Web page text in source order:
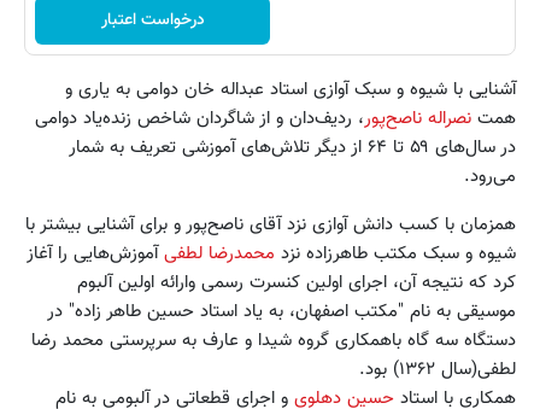
درخواست اعتبار
آشنایی با شیوه و سبک آوازی استاد عبداله خان دوامی به یاری و
همت نصراله ناصح‌پور، ردیف‌دان و از شاگردان شاخص زنده‌یاد دوامی
در سال‌های ۵۹ تا ۶۴ از دیگر تلاش‌های آموزشی تعریف به شمار
می‌رود.
همزمان با کسب دانش آوازی نزد آقای ناصح‌پور و برای آشنایی بیشتر با
شیوه و سبک مکتب طاهرزاده نزد محمدرضا لطفیآموزش‌هایی را آغاز
کرد که نتیجه آن، اجرای اولین کنسرت رسمی وارائه اولین آلبوم
موسیقی به نام "مکتب اصفهان، به یاد استاد حسین طاهر زاده" در
دستگاه سه گاه باهمکاری گروه شیدا و عارف به سرپرستی محمد رضا
لطفی(سال ۱۳۶۲) بود.
همکاری با استاد حسین دهلوی و اجرای قطعاتی در آلبومی به نام